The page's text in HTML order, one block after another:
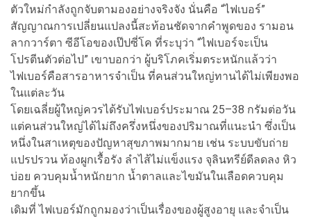
ตัวใหม่กำลังถูกจับตามองอย่างจริงจัง นั่นคือ “ไฟเบอร์”
สัญญาณการเปลี่ยนแปลงนี้สะท้อนชัดจากคำพูดของ รามอน
ลากวาร์ตา ซีอีโอของเป๊ปซี่โค ที่ระบุว่า “ไฟเบอร์จะเป็น
โปรตีนตัวต่อไป” เขาบอกว่า ผู้บริโภคเริ่มตระหนักแล้วว่า
ไฟเบอร์คือสารอาหารจำเป็น ที่คนส่วนใหญ่ทานได้ไม่เพียงพอ
ในแต่ละวัน
โดยเฉลี่ยผู้ใหญ่ควรได้รับไฟเบอร์ประมาณ 25–38 กรัมต่อวัน
แต่คนส่วนใหญ่ได้ไม่ถึงครึ่งหนึ่งของปริมาณที่แนะนำ ซึ่งเป็น
หนึ่งในสาเหตุของปัญหาสุขภาพมากมาย เช่น ระบบขับถ่าย
แปรปรวน ท้องผูกเรื้อรัง ลำไส้ไม่แข็งแรง จุลินทรีย์ดีลดลง หิว
บ่อย ควบคุมน้ำหนักยาก น้ำตาลและไขมันในเลือดควบคุม
ยากขึ้น
เดิมที่ ไฟเบอร์มักถูกมองว่าเป็นเรื่องของผู้สูงอายุ และจำเป็น